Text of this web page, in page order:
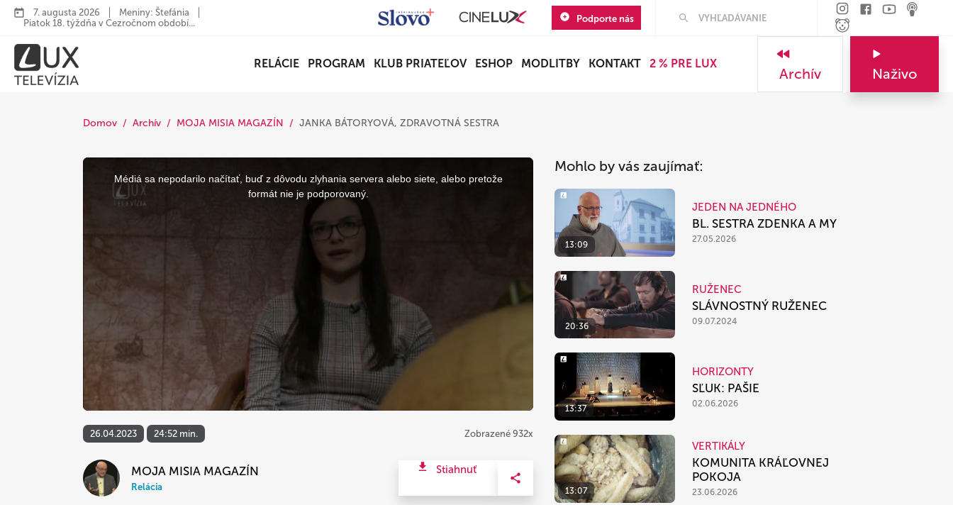
7. augusta 2026
Meniny: Štefánia
Piatok 18. týždňa v Cezročnom období...
Podporte nás
RELÁCIE PROGRAM KLUB PRIATEĽOV ESHOP MODLITBY KONTAKT 2 % PRE LUX
Archív Naživo
Domov Archív MOJA MISIA MAGAZÍN JANKA BÁTORYOVÁ, ZDRAVOTNÁ SESTRA
This
Médiá sa nepodarilo načítať, buď z dôvodu zlyhania servera alebo siete, alebo pretože
formát nie je podporovaný.
26.04.2023 24:52 min. Zobrazené 932x
MOJA MISIA MAGAZÍN
Relácia
Stiahnuť
Mohlo by vás zaujímať:
13:09
JEDEN NA JEDNÉHO
BL. SESTRA ZDENKA A MY
27.05.2026
20:36
RUŽENEC
SLÁVNOSTNÝ RUŽENEC
09.07.2024
13:37
HORIZONTY
SĽUK: PAŠIE
02.06.2026
13:07
VERTIKÁLY
KOMUNITA KRÁĽOVNEJ
POKOJA
23.06.2026